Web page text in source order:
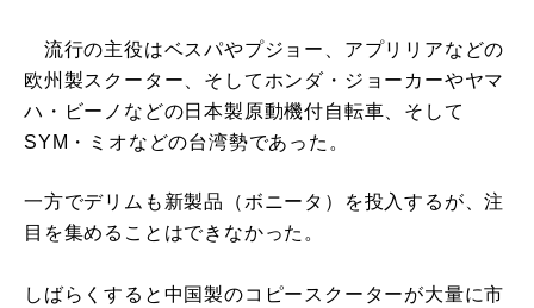
流行の主役はベスパやプジョー、アプリリアなどの
欧州製スクーター、そしてホンダ・ジョーカーやヤマ
ハ・ビーノなどの日本製原動機付自転車、そして
SYM・ミオなどの台湾勢であった。
一方でデリムも新製品（ボニータ）を投入するが、注
目を集めることはできなかった。
しばらくすると中国製のコピースクーターが大量に市